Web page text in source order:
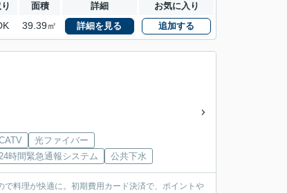
面積 詳細 お気に入り
39.39㎡ 詳細を見る 追加する
光ファイバー
時間緊急通報システム
公共下水
料理が快適に。初期費用カード決済で、ポイントや